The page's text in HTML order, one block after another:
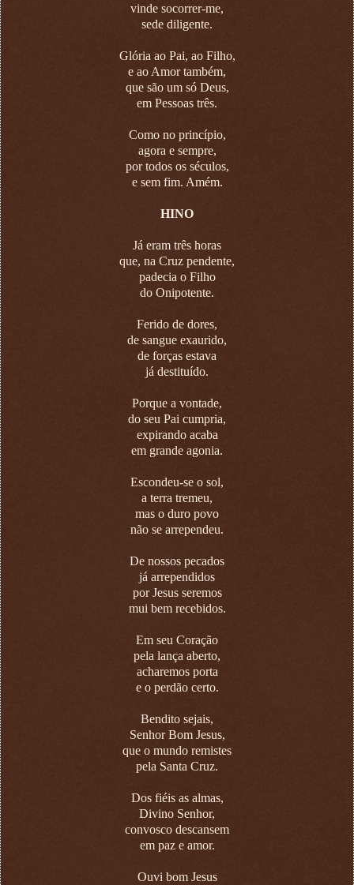
vinde socorrer-me,
sede diligente.
Glória ao Pai, ao Filho,
e ao Amor também,
que são um só Deus,
em Pessoas três.
Como no princípio,
agora e sempre,
por todos os séculos,
e sem fim. Amém.
HINO
Já eram três horas
que, na Cruz pendente,
padecia o Filho
do Onipotente.
Ferido de dores,
de sangue exaurido,
de forças estava
já destituído.
Porque a vontade,
do seu Pai cumpria,
expirando acaba
em grande agonia.
Escondeu-se o sol,
a terra tremeu,
mas o duro povo
não se arrependeu.
De nossos pecados
já arrependidos
por Jesus seremos
mui bem recebidos.
Em seu Coração
pela lança aberto,
acharemos porta
e o perdão certo.
Bendito sejais,
Senhor Bom Jesus,
que o mundo remistes
pela Santa Cruz.
Dos fiéis as almas,
Divino Senhor,
convosco descansem
em paz e amor.
Ouvi bom Jesus